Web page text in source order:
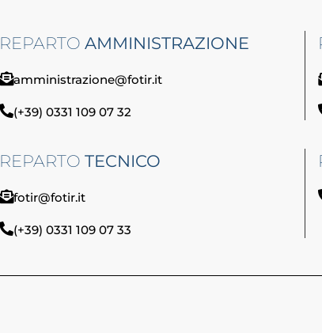
REPARTO AMMINISTRAZIONE
amministrazione@fotir.it
(+39) 0331 109 07 32
REPARTO TECNICO
fotir@fotir.it
(+39) 0331 109 07 33